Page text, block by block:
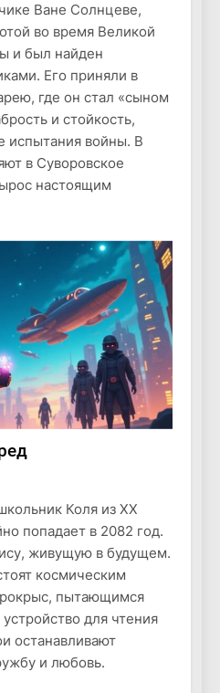
Ване Солнцеве,
во время Великой
и был найден
Его приняли в
где он стал «сыном
и стойкость,
испытания войны. В
в Суворовское
настоящим
Коля из XX
попадает в 2082 год.
живущую в будущем.
космическим
пытающимся
для чтения
останавливают
и любовь.